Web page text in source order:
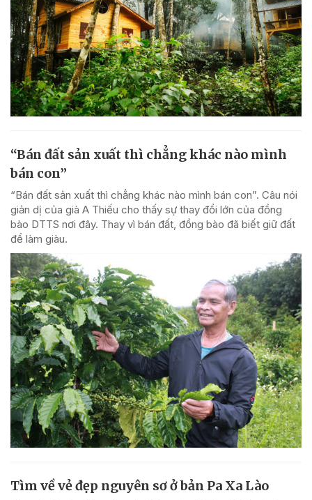
“Bán đất sản xuất thì chẳng khác nào mình
bán con”
“Bán đất sản xuất thì chẳng khác nào mình bán con”. Câu nói
giản dị của già A Thiếu cho thấy sự thay đổi lớn của đồng
bào DTTS nơi đây. Thay vì bán đất, đồng bào đã biết giữ đất
để làm giàu.
Tìm về vẻ đẹp nguyên sơ ở bản Pa Xa Lào